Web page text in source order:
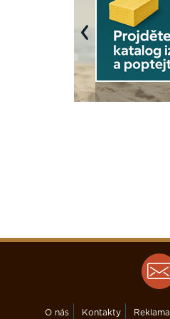
Previous
O nás Kontakty Reklama